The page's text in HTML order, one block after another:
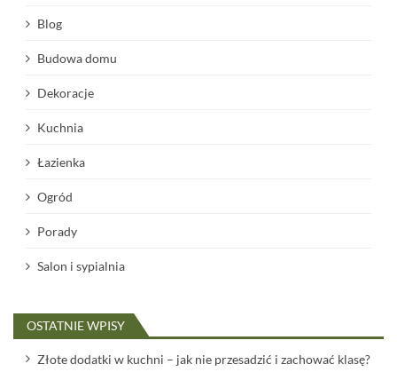
Blog
Budowa domu
Dekoracje
Kuchnia
Łazienka
Ogród
Porady
Salon i sypialnia
OSTATNIE WPISY
Złote dodatki w kuchni – jak nie przesadzić i zachować klasę?